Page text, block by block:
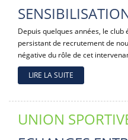
Depuis quelques années, le
persistant de recrutement de
négative du rôle de cet
LIRE LA SUITE
UNION